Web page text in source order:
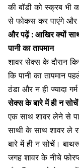
कीबॉडी को स्क्रब भी
से फोकस कर पाएंगे और
और पढ़ें : आखिर क्यों
पानी का तापमान
शावर सेक्स के दौरान
कि पानी का तापमान
ठंडा और न ही ज्यादा गर्म
सेक्स के बारे में ही न सोचें
एक साथ शावर लेने से
साथी के साथ शावर ले
बारे में ही न सोचें।
जगह शावर के नीचे